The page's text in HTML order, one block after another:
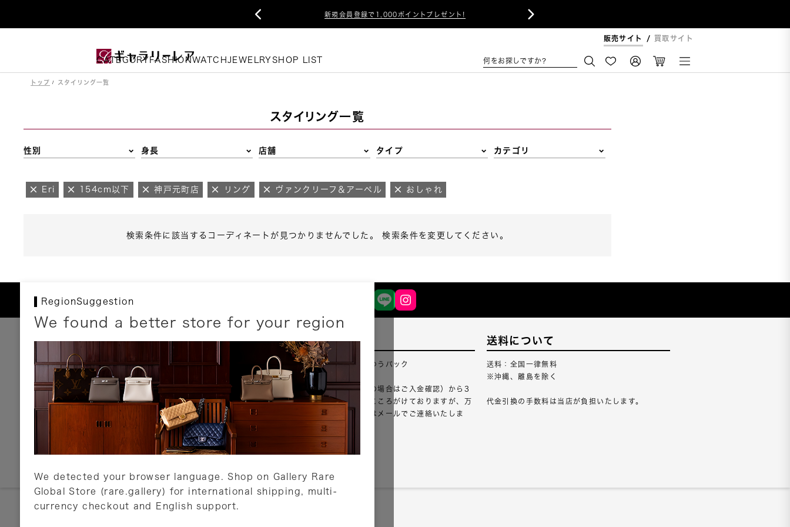
新規会員登録で1,000ポイントプレゼント!
 
販売サイト 買取サイト
CATEGORY FASHIONWATCHJEWELRY SHOP LIST 何をお探しですか?
トップ スタイリング一覧
スタイリング一覧
性別 身長 店舗 タイプ カテゴリ
Eri 154cm以下 神戸元町店 リング ヴァンクリーフ＆アーペル おしゃれ
検索条件に該当するコーディネートが見つかりませんでした。 検索条件を変更してください。
RegionSuggestion
We found a better store for your region
We detected your browser language. Shop on Gallery Rare
Global Store (rare.gallery) for international shipping, multi-
currency checkout and English support.
お支払いについて
以下のお支払方法が利用可能です。
クレジットカード
ショッピングローン
銀行振込・郵便振替
代金引換
Amazon Pay
PayPay
店頭支払い
詳しくはこちら
配送について
配送業者：佐川急便・ゆうパック
ご注文確認（銀行振込の場合はご入金確認）から3
営業日以内のご出荷をこころがけておりますが、万
が一出荷が遅れる場合はメールでご連絡いたしま
詳しくはこちら
送料について
送料：全国一律無料
※沖縄、離島を除く
代金引換の手数料は当店が負担いたします。